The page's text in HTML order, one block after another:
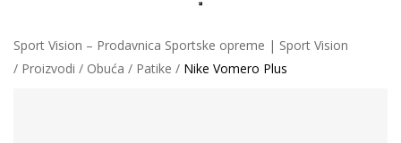
Sport Vision – Prodavnica Sportske opreme | Sport Vision
Proizvodi
Obuća Patike Nike Vomero Plus